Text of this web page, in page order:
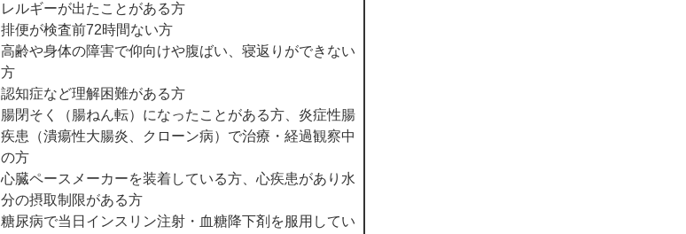
レルギーが出たことがある方
排便が検査前72時間ない方
高齢や身体の障害で仰向けや腹ばい、寝返りができない
方
​認知症など理解困難がある方
腸閉そく（腸ねん転）になったことがある方、炎症性腸
疾患（潰瘍性大腸炎、クローン病）で治療・経過観察中
の方
心臓ペースメーカーを装着している方、心疾患があり水
分の摂取制限がある方
糖尿病で当日インスリン注射・血糖降下剤を服用してい